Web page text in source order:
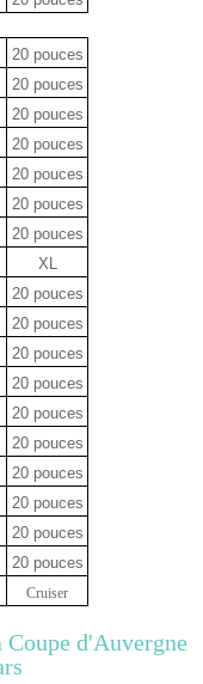
20 pouces
20 pouces
20 pouces
20 pouces
20 pouces
20 pouces
20 pouces
XL
20 pouces
20 pouces
20 pouces
20 pouces
20 pouces
20 pouces
20 pouces
20 pouces
20 pouces
20 pouces
Cruiser